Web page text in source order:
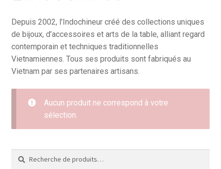
Depuis 2002, l’Indochineur créé des collections uniques
de bijoux, d’accessoires et arts de la table, alliant regard
contemporain et techniques traditionnelles
Vietnamiennes. Tous ses produits sont fabriqués au
Vietnam par ses partenaires artisans.
Aucun produit ne correspond à votre
sélection.
Recherche
pour :
Recherche